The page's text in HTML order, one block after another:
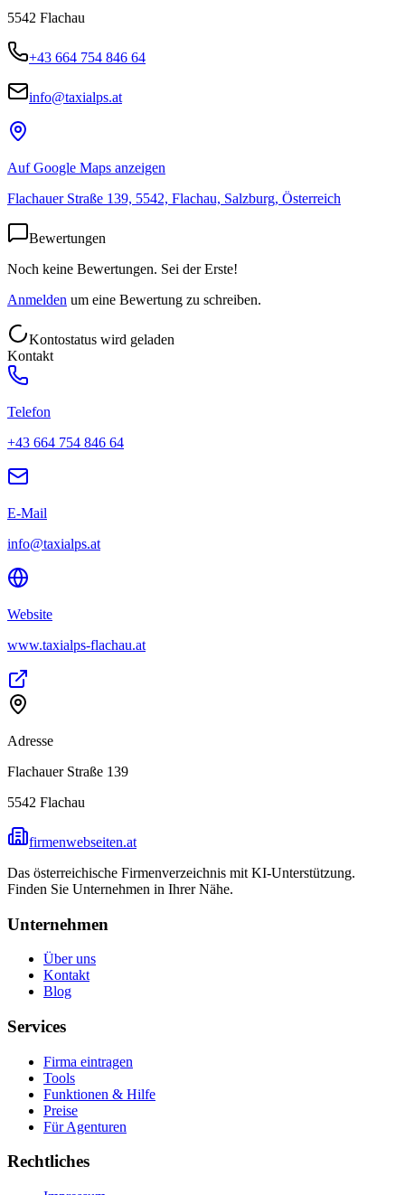
5542 Flachau
+43 664 754 846 64
info@taxialps.at
Auf Google Maps anzeigen
Flachauer Straße 139, 5542, Flachau, Salzburg, Österreich
Bewertungen
Noch keine Bewertungen. Sei der Erste!
Anmelden um eine Bewertung zu schreiben.
Kontostatus wird geladen
Kontakt
Telefon
+43 664 754 846 64
E-Mail
info@taxialps.at
Website
www.taxialps-flachau.at
Adresse
Flachauer Straße 139
5542 Flachau
firmenwebseiten.at
Das österreichische Firmenverzeichnis mit KI-Unterstützung.
Finden Sie Unternehmen in Ihrer Nähe.
Unternehmen
Über uns
Kontakt
Blog
Services
Firma eintragen
Tools
Funktionen & Hilfe
Preise
Für Agenturen
Rechtliches